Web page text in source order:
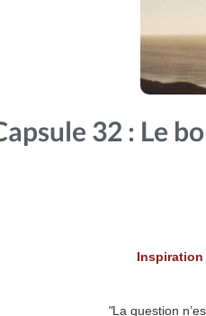
32 : Le
Inspiration
"La question